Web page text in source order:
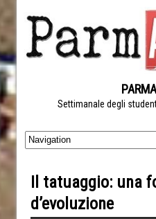
Settimanale degli
Il tatuaggio: una
d’evoluzione